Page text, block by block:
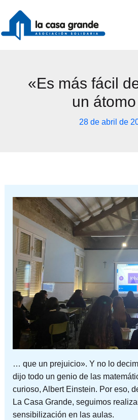
contenido
«Es más fácil
un
28 de abril de
… que un prejuicio». Y no lo
dijo todo un genio de las
curioso, Albert Einstein. Por eso,
La Casa Grande, seguimos
sensibilización en las aulas.